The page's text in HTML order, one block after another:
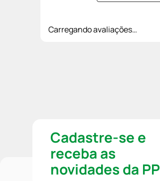
Carregando avaliações…
Cadastre-se e
receba as
novidades da PP